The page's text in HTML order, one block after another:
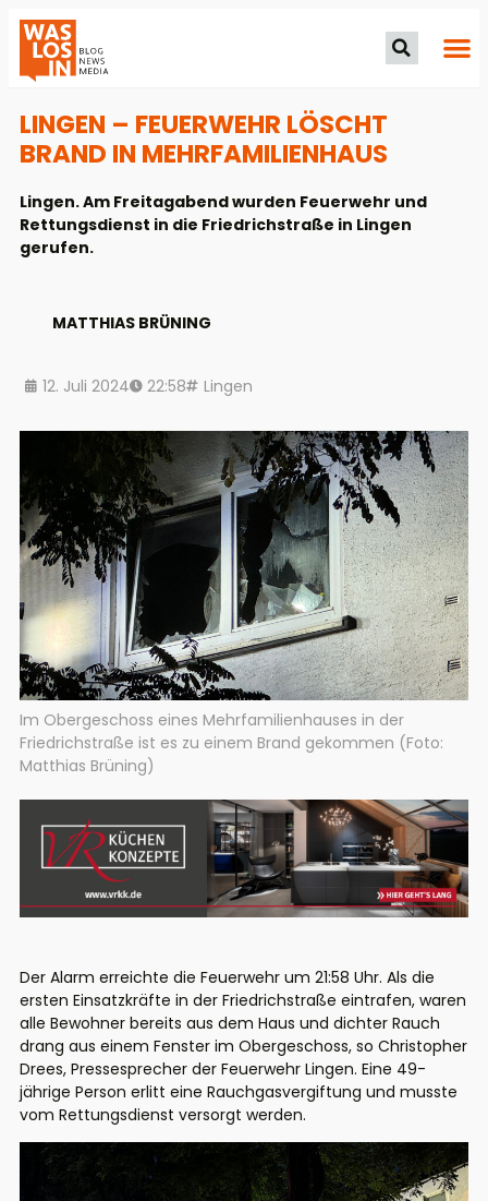
LINGEN – FEUERWEHR LÖSCHT
BRAND IN MEHRFAMILIENHAUS
Lingen. Am Freitagabend wurden Feuerwehr und
Rettungsdienst in die Friedrichstraße in Lingen
gerufen.
MATTHIAS BRÜNING
12. Juli 2024 22:58 Lingen
Im Obergeschoss eines Mehrfamilienhauses in der
Friedrichstraße ist es zu einem Brand gekommen (Foto:
Matthias Brüning)
Der Alarm erreichte die Feuerwehr um 21:58 Uhr. Als die
ersten Einsatzkräfte in der Friedrichstraße eintrafen, waren
alle Bewohner bereits aus dem Haus und dichter Rauch
drang aus einem Fenster im Obergeschoss, so Christopher
Drees, Pressesprecher der Feuerwehr Lingen. Eine 49-
jährige Person erlitt eine Rauchgasvergiftung und musste
vom Rettungsdienst versorgt werden.